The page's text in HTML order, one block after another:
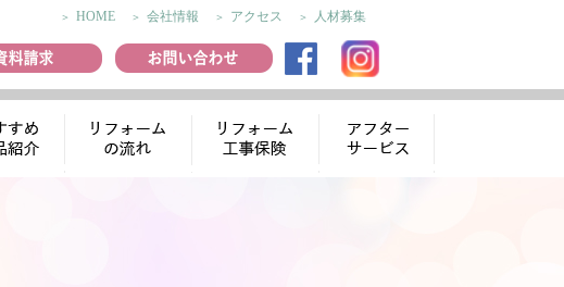
HOME 会社情報 アクセス 人材募集